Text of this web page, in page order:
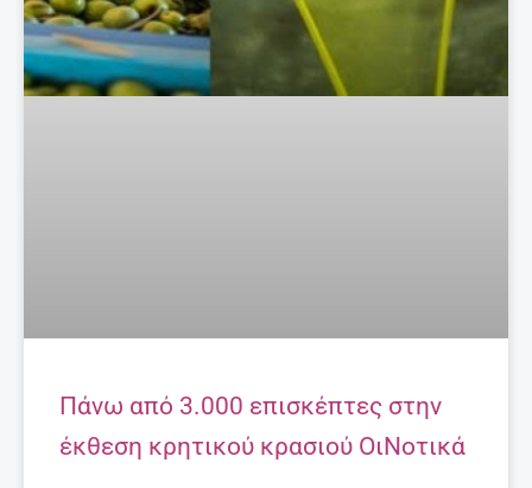
Πάνω από 3.000 επισκέπτες στην
έκθεση κρητικού κρασιού ΟιΝοτικά